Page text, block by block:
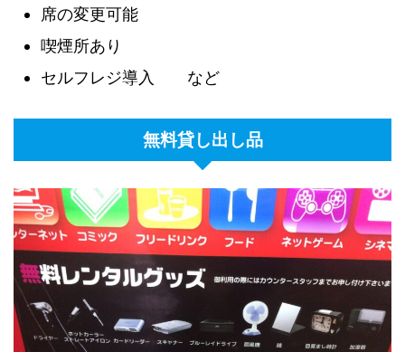
席の変更可能
喫煙所あり
セルフレジ導入 など
無料貸し出し品